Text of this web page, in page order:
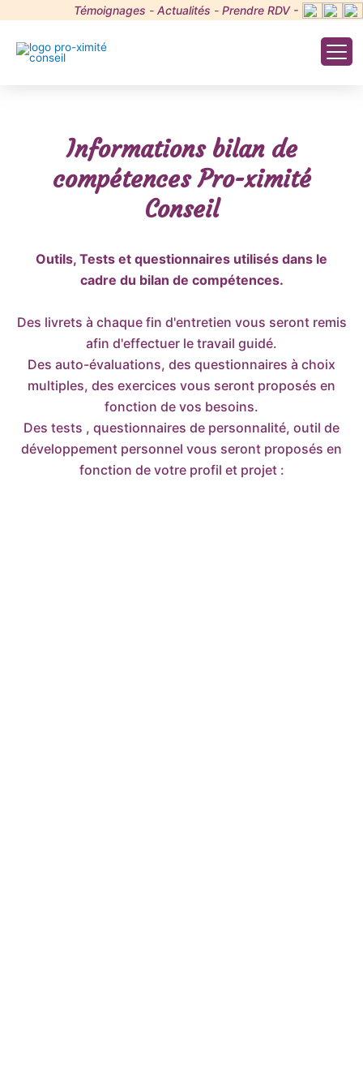
contenu
Témoignages - Actualités - Prendre RDV -
Informations bilan de
compétences Pro-ximité
Conseil
Outils, Tests et questionnaires utilisés dans le
cadre du bilan de compétences.
Des livrets à chaque fin d'entretien vous seront remis
afin d'effectuer le travail guidé.
Des auto-évaluations, des questionnaires à choix
multiples, des exercices vous seront proposés en
fonction de vos besoins.
Des tests , questionnaires de personnalité, outil de
développement personnel vous seront proposés en
fonction de votre profil et projet :